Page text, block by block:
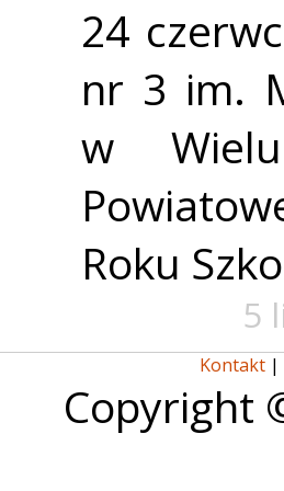
24
nr 3 im.
w
Roku
5
Kontakt |
Copyright